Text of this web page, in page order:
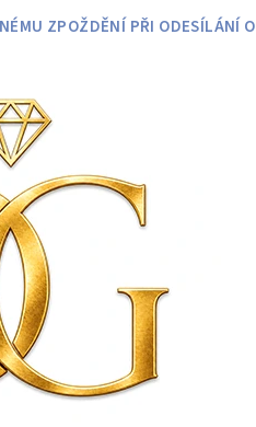
ZPOŽDĚNÍ PŘI ODESÍLÁNÍ